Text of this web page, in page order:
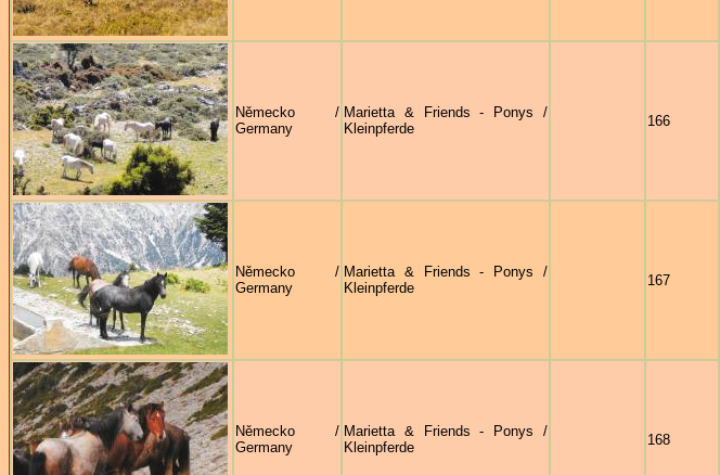
Německo /
Germany
Marietta & Friends - Ponys /
Kleinpferde
166
Německo /
Germany
Marietta & Friends - Ponys /
Kleinpferde
167
Německo /
Germany
Marietta & Friends - Ponys /
Kleinpferde
168